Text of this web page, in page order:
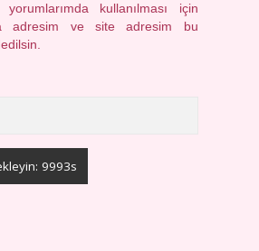
kullanılması için
adresim ve site adresim bu